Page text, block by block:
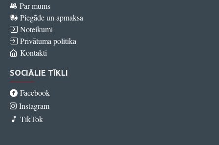
Par mums
Piegāde un apmaksa
Noteikumi
Privātuma politika
Kontakti
SOCIĀLIE TĪKLI
Facebook
Instagram
TikTok